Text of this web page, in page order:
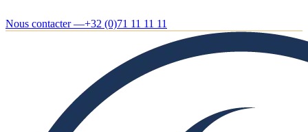
Nous contacter —+32 (0)71 11 11 11